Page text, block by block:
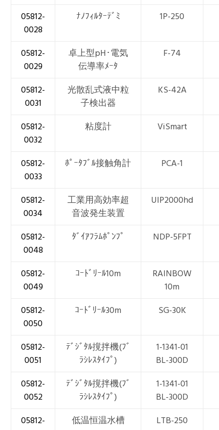
05812-
0028
ﾅﾉﾌｨﾙﾀｰﾃﾞﾐ 1P-250
05812-
0029
卓上型pH･電気
伝導率ﾒｰﾀ
F-74
05812-
0031
光散乱式液中粒
子検出器
KS-42A
05812-
0032
粘度計 ViSmart
05812-
0033
ﾎﾟｰﾀﾌﾞﾙ接触角計 PCA-1
05812-
0034
工業用高効率超
音波発生装置
UIP2000hd
05812-
0048
ﾀﾞｲｱﾌﾗﾑﾎﾟﾝﾌﾟ NDP-5FPT
05812-
0049
ｺｰﾄﾞﾘｰﾙ10m
RAINBOW
10m
05812-
0050
ｺｰﾄﾞﾘｰﾙ30m SG-30K
05812-
0051
ﾃﾞｼﾞﾀﾙ撹拌機(ﾌﾞ
ﾗｼﾚｽﾀｲﾌﾟ)
1-1341-01
BL-300D
05812-
0052
ﾃﾞｼﾞﾀﾙ撹拌機(ﾌﾞ
ﾗｼﾚｽﾀｲﾌﾟ)
1-1341-01
BL-300D
05812-
低温恒温水槽 LTB-250